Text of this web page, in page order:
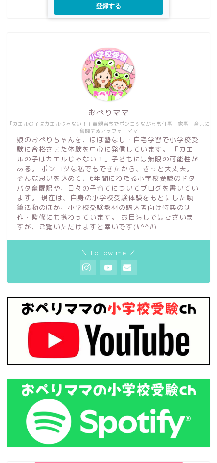
登録する
「カエルの子はカエルじゃない！」毒親育ちでポンコツながらも仕事・家事・育児に
奮闘するアラフォーママ
おぺりママ
娘のおぺりちゃんを、ほぼ塾なし・自宅学習で小学校受
験に合格させた体験を中心に発信しています。 「カエ
ルの子はカエルじゃない！」子どもには無限の可能性が
ある。 ポンコツな私でもできたから、きっと大丈夫。
そんな思いを込めて、6年間にわたる小学校受験のドタ
バタ奮闘記や、日々の子育てについてブログを書いてい
ます。 現在は、自身の小学校受験体験をもとにした執
筆活動のほか、小学校受験教材の購入者向け特典の制
作・監修にも携わっています。 お目汚しではございま
すが、ご覧いただけますと幸いです(#^^#)
＼ Follow me ／